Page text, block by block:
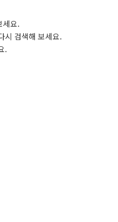
세요.
시 검색해 보세요.
.